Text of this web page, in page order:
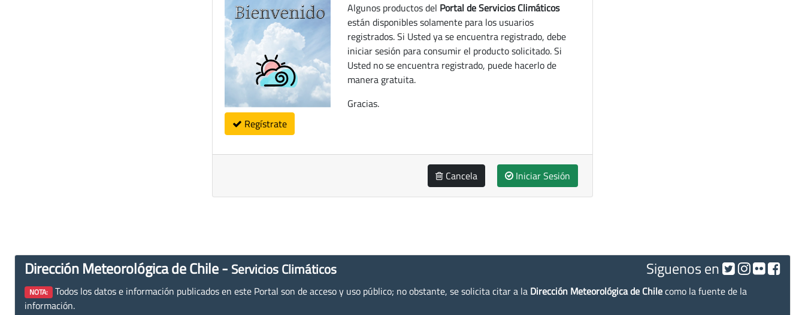
Regístrate
Algunos productos del Portal de Servicios Climáticos
están disponibles solamente para los usuarios
registrados. Si Usted ya se encuentra registrado, debe
iniciar sesión para consumir el producto solicitado. Si
Usted no se encuentra registrado, puede hacerlo de
manera gratuita.
Gracias.
Cancela Iniciar Sesión
Dirección Meteorológica de Chile - Servicios Climáticos Siguenos en
NOTA: Todos los datos e información publicados en este Portal son de acceso y uso público; no obstante, se solicita citar a la Dirección Meteorológica de Chilecomo la fuente de la
información.